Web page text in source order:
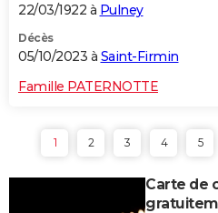
22/03/1922 à Pulney
Décès
05/10/2023 à Saint-Firmin
Famille PATERNOTTE
1 2 3 4 5
Carte de